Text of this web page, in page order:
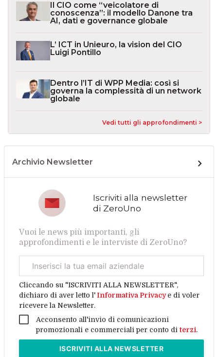
Il CIO come “veicolatore di
conoscenza”: il modello Danone tra
AI, dati e governance globale
L’ ICT in Unieuro, la vision del CIO
Luigi Pontillo
Dentro l’IT di WPP Media: così si
governa la complessità di un network
globale
Vedi tutti gli approfondimenti >
Archivio Newsletter
Iscriviti alla newsletter
di ZeroUno
Vuoi le news più importanti, gli
approfondimenti e le interviste di ZeroUno?
aziendale
Cliccando su "ISCRIVITI ALLA NEWSLETTER",
dichiaro di aver letto l'Informativa Privacye di voler
ricevere la Newsletter.
Acconsento all'invio di comunicazioni
promozionali e commerciali per conto diterzi.
ISCRIVITI ALLA NEWSLETTER